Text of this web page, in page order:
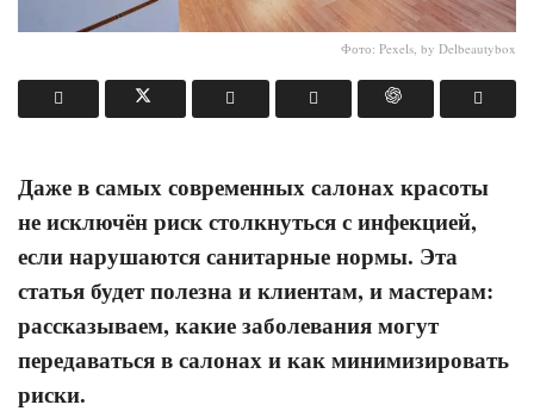
Фото: Pexels, by Delbeautybox
Даже в самых современных салонах красоты
не исключён риск столкнуться с инфекцией,
если нарушаются санитарные нормы. Эта
статья будет полезна и клиентам, и мастерам:
рассказываем, какие заболевания могут
передаваться в салонах и как минимизировать
риски.